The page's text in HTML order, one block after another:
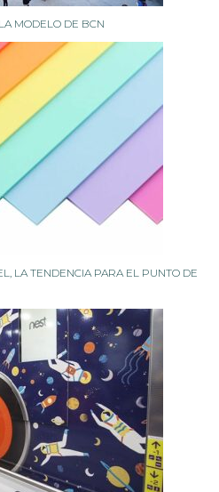
MODELO DE BCN
LA TENDENCIA PARA EL PUNTO DE